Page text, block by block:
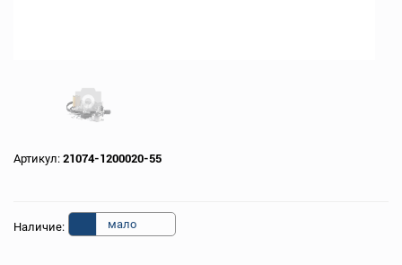
Артикул: 21074-1200020-55
Наличие: мало